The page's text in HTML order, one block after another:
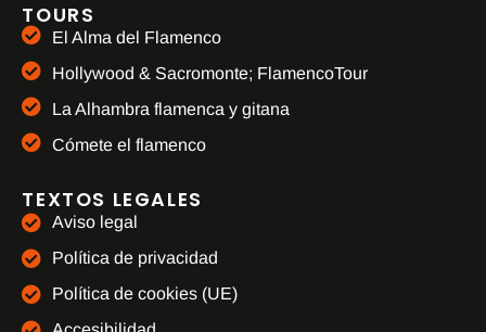
TOURS
El Alma del Flamenco
Hollywood & Sacromonte; FlamencoTour
La Alhambra flamenca y gitana
Cómete el flamenco
TEXTOS LEGALES
Aviso legal
Política de privacidad
Política de cookies (UE)